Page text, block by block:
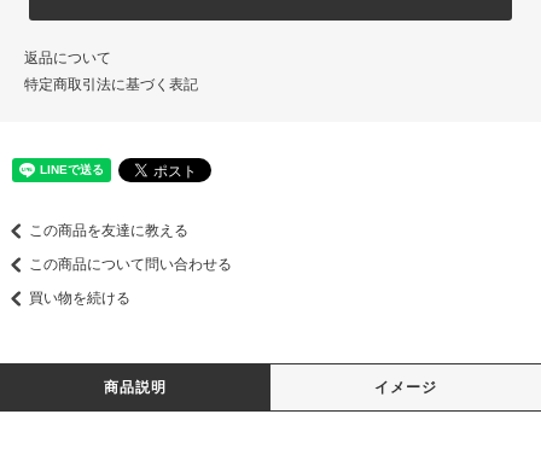
返品について
特定商取引法に基づく表記
この商品を友達に教える
この商品について問い合わせる
買い物を続ける
商品説明 イメージ